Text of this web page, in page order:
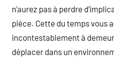
n’aurez pas à perdre
pièce. Cette du temps vous
incontestablement à
déplacer dans un